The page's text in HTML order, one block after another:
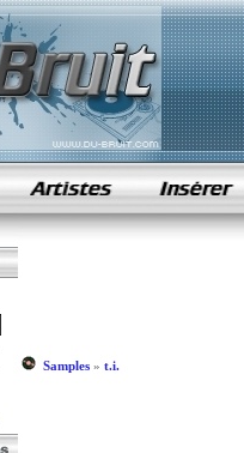
samples de rap
Samples» t.i.